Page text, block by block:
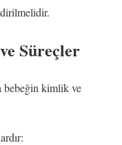
Süreçler
bebeğin kimlik ve